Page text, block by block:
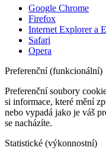
Google Chrome
Firefox
Internet Explorer a
Safari
Opera
Preferenční (funkcionální)
Preferenční soubory
si informace, které mění
nebo vypadá jako je váš
se nacházíte.
Statistické (výkonnostní)